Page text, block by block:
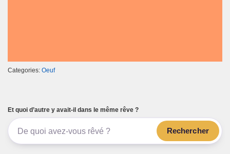
Categories: Oeuf
Et quoi d’autre y avait-il dans le même rêve ?
Rechercher